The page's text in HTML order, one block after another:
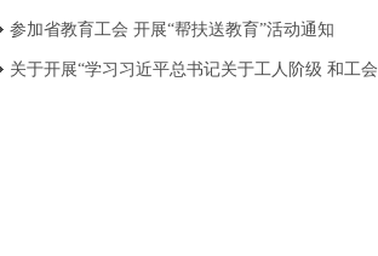
参加省教育工会 开展“帮扶送教育”活动通知
关于开展“学习习近平总书记关于工人阶级 和工会